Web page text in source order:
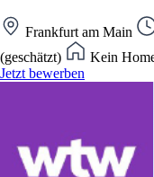
Frankfurt am Main
(geschätzt)
Kein
Jetzt bewerben